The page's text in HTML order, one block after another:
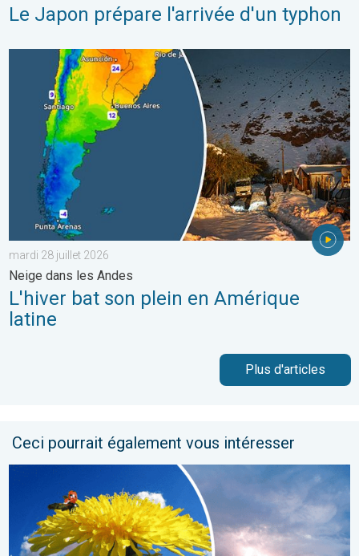
Le Japon prépare l'arrivée d'un typhon
L'hiver bat son plein en Amérique latine. Neige dans les
mardi 28 juillet 2026
Neige dans les Andes
L'hiver bat son plein en Amérique
latine
Plus d'articles
Ceci pourrait également vous intéresser
Journée plus fraîche et instable. Météo de votre dimanche. . .